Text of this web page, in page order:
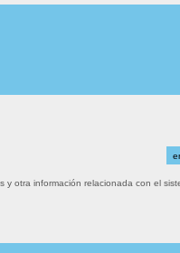
y otra información relacionada con el